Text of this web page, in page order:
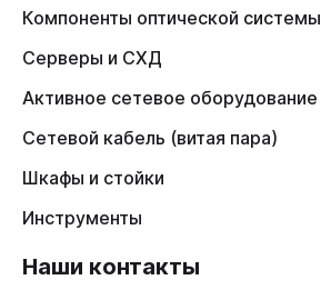
Компоненты оптической системы
Серверы и СХД
Активное сетевое оборудование
Сетевой кабель (витая пара)
Шкафы и стойки
Инструменты
Наши контакты